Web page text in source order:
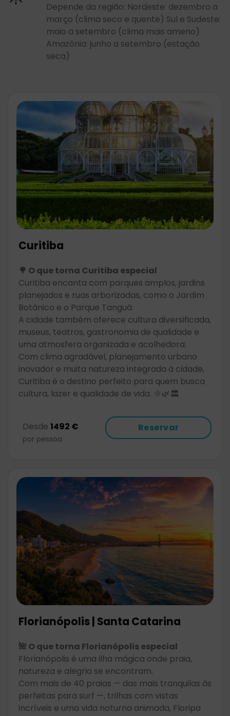
Depende da região: Nordeste: dezembro a
março (clima seco e quente) Sul e Sudeste:
maio a setembro (clima mais ameno)
Amazônia: junho a setembro (estação
seca)
Curitiba
🌳 O que torna Curitiba especial
Curitiba encanta com parques amplos, jardins
planejados e ruas arborizadas, como o Jardim
Botânico e o Parque Tanguá.
A cidade também oferece cultura diversificada,
museus, teatros, gastronomia de qualidade e
uma atmosfera organizada e acolhedora.
Com clima agradável, planejamento urbano
inovador e muita natureza integrada à cidade,
Curitiba é o destino perfeito para quem busca
cultura, lazer e qualidade de vida. 🌞🌿🏛️
Desde 1492 €
por pessoa
Reservar
Florianópolis | Santa Catarina
🌺 O que torna Florianópolis especial
Florianópolis é uma ilha mágica onde praia,
natureza e alegria se encontram.
Com mais de 40 praias — das mais tranquilas às
perfeitas para surf —, trilhas com vistas
incríveis e uma vida noturna animada, Floripa